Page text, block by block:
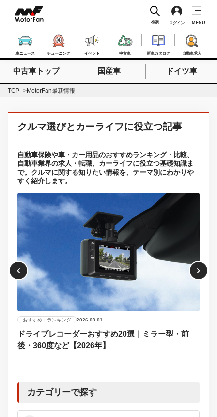
車ニュース チューニング イベント 中古車 新車カタログ 自動車求人
検索 ログイン MENU
検索したいキーワードを入力
中古車トップ 国産車 ドイツ車
TOP MotorFan最新情報
クルマ選びとカーライフに役立つ記事
自動車保険や車・カー用品のおすすめランキング・比較、
自動車業界の求人・転職、カーライフに役立つ基礎知識ま
で。クルマに関する知りたい情報を、テーマ別にわかりや
すく紹介します。
おすすめ・ランキング 2026.08.01
ドライブレコーダーおすすめ20選｜ミラー型・前
後・360度など【2026年】
カテゴリーで探す